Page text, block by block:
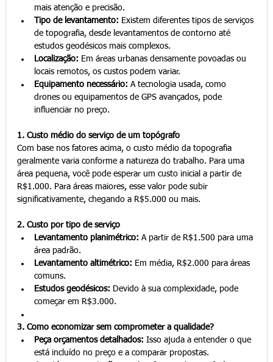
mais atenção e precisão.
Tipo de levantamento: Existem diferentes tipos de serviços
de topografia, desde levantamentos de contorno até
estudos geodésicos mais complexos.
Localização: Em áreas urbanas densamente povoadas ou
locais remotos, os custos podem variar.
Equipamento necessário: A tecnologia usada, como
drones ou equipamentos de GPS avançados, pode
influenciar no preço.
1. Custo médio do serviço de um topógrafo
Com base nos fatores acima, o custo médio da topografia
geralmente varia conforme a natureza do trabalho. Para uma
área pequena, você pode esperar um custo inicial a partir de
R$1.000. Para áreas maiores, esse valor pode subir
significativamente, chegando a R$5.000 ou mais.
2. Custo por tipo de serviço
Levantamento planimétrico: A partir de R$1.500 para uma
área padrão.
Levantamento altimétrico: Em média, R$2.000 para áreas
comuns.
Estudos geodésicos: Devido à sua complexidade, pode
começar em R$3.000.
3. Como economizar sem comprometer a qualidade?
Peça orçamentos detalhados: Isso ajuda a entender o que
está incluído no preço e a comparar propostas.